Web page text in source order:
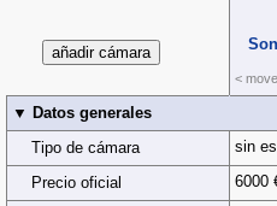
<
▼ Datos generales
Tipo de cámara
sin
Precio oficial
6000